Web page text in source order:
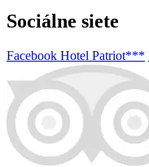
Sociálne siete
Facebook Hotel Patriot***